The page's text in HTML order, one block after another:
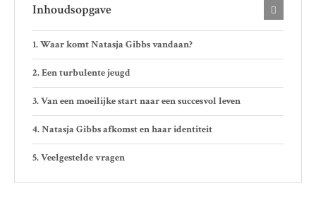
Inhoudsopgave
Waar komt Natasja Gibbs vandaan?
Een turbulente jeugd
Van een moeilijke start naar een succesvol leven
Natasja Gibbs afkomst en haar identiteit
Veelgestelde vragen